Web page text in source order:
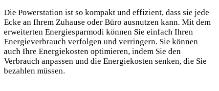
Die Powerstation ist so kompakt und effizient, dass sie jede
Ecke an Ihrem Zuhause oder Büro ausnutzen kann. Mit dem
erweiterten Energiesparmodi können Sie einfach Ihren
Energieverbrauch verfolgen und verringern. Sie können
auch Ihre Energiekosten optimieren, indem Sie den
Verbrauch anpassen und die Energiekosten senken, die Sie
bezahlen müssen.